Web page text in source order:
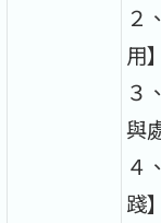
２
用
３
與
４
踐